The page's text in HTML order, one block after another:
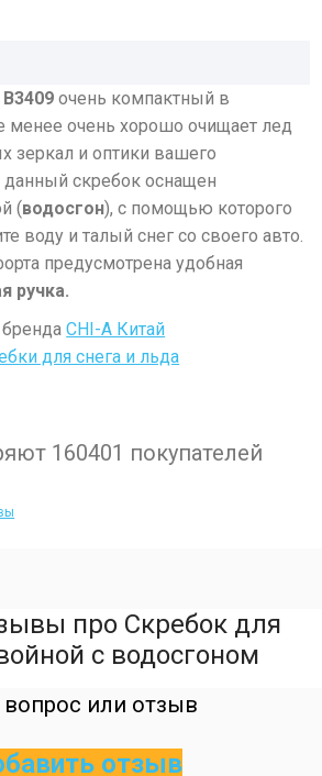
очень компактный в
менее очень хорошо очищает лед
зеркал и оптики вашего
скребок оснащен
(водосгон), с помощью которого
воду и талый снег со своего авто.
предусмотрена удобная
ручка.
брендаCHI-A Китай
для снега и льда
160401 покупателей
про Скребок для
с водосгоном
или отзыв
отзыв